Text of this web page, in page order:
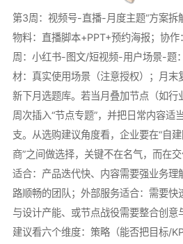
第3周：视频号-直播-月度主题“方案拆
物料：直播脚本+PPT+预约海报；协
周：小红书-图文/短视频-用户场景-题
材：真实使用场景（注意授权）；月末
新下月选题库。若当月叠加节点（如
周次插入“节点专题”，并把日常内容适
支。从选购建议角度看，企业要在“自
商”之间做选择，关键不在名气，而在
适合：产品迭代快、内容需要强业务理
路顺畅的团队；外部服务适合：需要快
与设计产能、或节点战役需要整合创意
建议看六个维度：策略（能否把目标/